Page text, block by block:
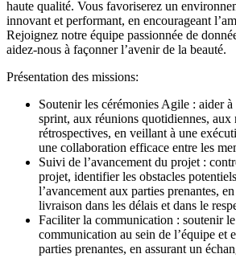
haute qualité. Vous favoriserez un
innovant et performant, en encourageant
Rejoignez notre équipe passionnée de
aidez-nous à façonner l’avenir de la beauté.
Présentation des missions:
Soutenir les cérémonies Agile : aider
sprint, aux réunions quotidiennes, aux
rétrospectives, en veillant à une
une collaboration efficace entre les
Suivi de l’avancement du projet :
projet, identifier les obstacles
l’avancement aux parties prenantes,
livraison dans les délais et dans le
Faciliter la communication : soutenir
communication au sein de l’équipe et
parties prenantes, en assurant un